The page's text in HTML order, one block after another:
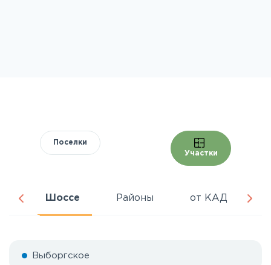
Поселки
Участки
Шоссе Районы от КАД
Выборгское